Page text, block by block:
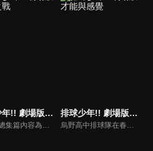
排球少年!! 劇場版: 觀念之戰 排球少年!! 劇場版: 才能與感覺